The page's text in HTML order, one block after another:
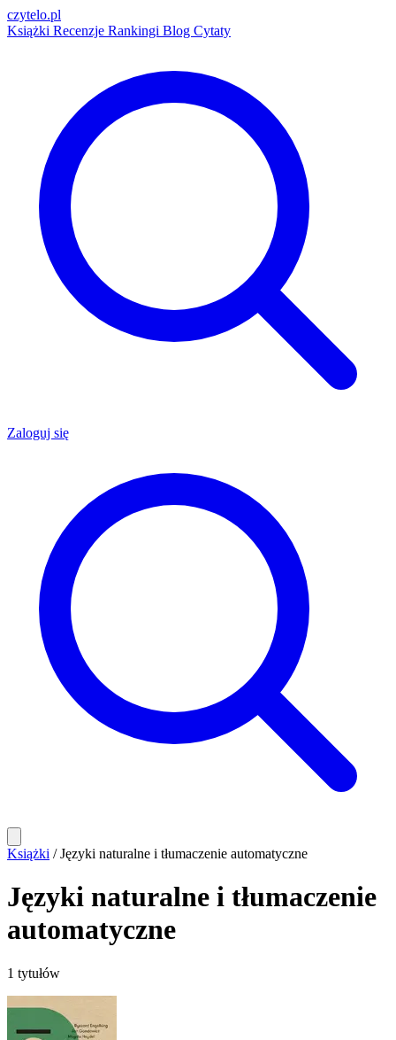
czytelo.pl
Książki Recenzje Rankingi Blog Cytaty
Zaloguj się
Książki / Języki naturalne i tłumaczenie automatyczne
Języki naturalne i tłumaczenie
automatyczne
1 tytułów